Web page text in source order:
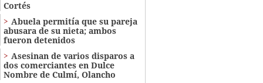
Cortés
Abuela permitía que su pareja
abusara de su nieta; ambos
fueron detenidos
Asesinan de varios disparos a
dos comerciantes en Dulce
Nombre de Culmí, Olancho